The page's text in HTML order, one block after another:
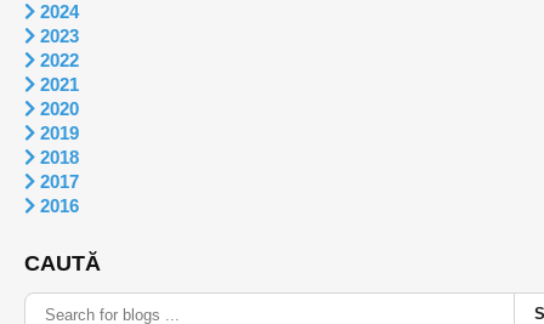
2024
2023
2022
2021
2020
2019
2018
2017
2016
CAUTĂ